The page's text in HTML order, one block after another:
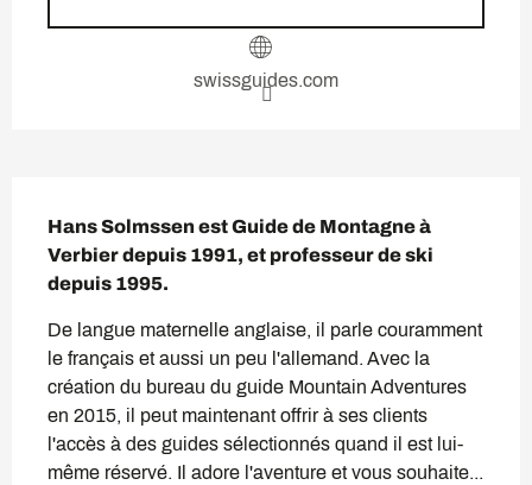
swissguides.com
Hans Solmssen est Guide de Montagne à
Verbier depuis 1991, et professeur de ski
depuis 1995.
De langue maternelle anglaise, il parle couramment
le français et aussi un peu l'allemand. Avec la
création du bureau du guide Mountain Adventures
en 2015, il peut maintenant offrir à ses clients
l'accès à des guides sélectionnés quand il est lui-
même réservé. Il adore l'aventure et vous souhaite...